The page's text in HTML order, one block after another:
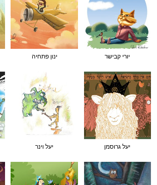
יורי קבישר ינון פתחיה
יעל גרוסמן יעל וינר